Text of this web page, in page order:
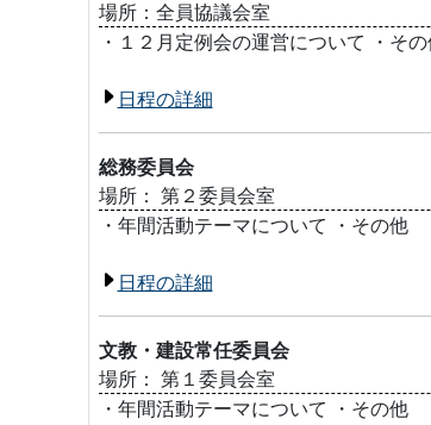
場所：全員協議会室
・１２月定例会の運営について ・そ
日程の詳細
総務委員会
場所： 第２委員会室
・年間活動テーマについて ・その他
日程の詳細
文教・建設常任委員会
場所： 第１委員会室
・年間活動テーマについて ・その他